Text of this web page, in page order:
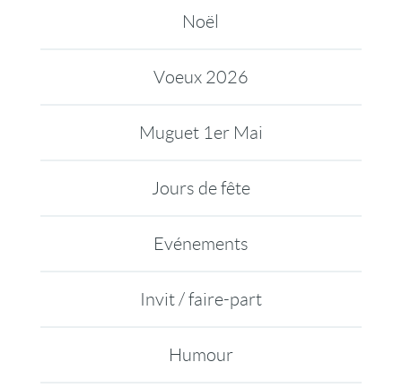
Noël
Voeux 2026
Muguet 1er Mai
Jours de fête
Evénements
Invit / faire-part
Humour